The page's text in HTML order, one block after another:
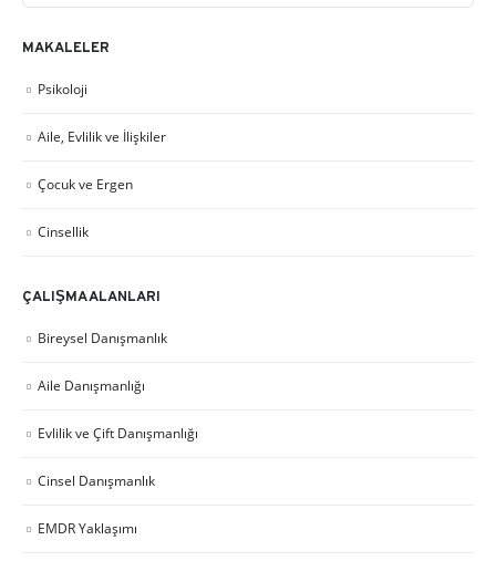
MAKALELER
Psikoloji
Aile, Evlilik ve İlişkiler
Çocuk ve Ergen
Cinsellik
ÇALIŞMA ALANLARI
Bireysel Danışmanlık
Aile Danışmanlığı
Evlilik ve Çift Danışmanlığı
Cinsel Danışmanlık
EMDR Yaklaşımı